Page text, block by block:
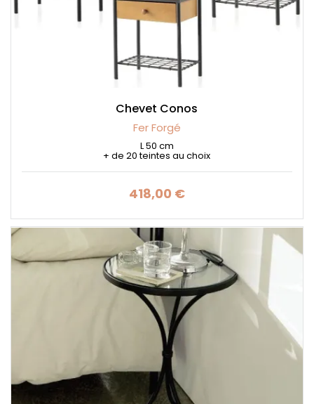
Chevet Conos
Fer Forgé
L 50 cm
+ de 20 teintes au choix
Prix
418,00 €